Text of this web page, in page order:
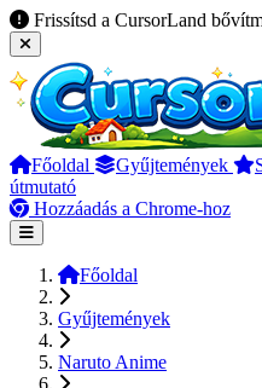
Frissítsd a CursorLand
Főoldal Gyűjtemények
útmutató
Hozzáadás a Chrome-hoz
Főoldal
Gyűjtemények
Naruto Anime